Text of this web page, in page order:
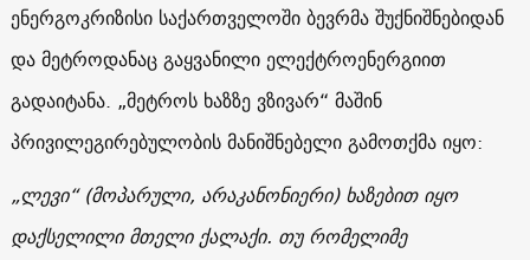
ენერგოკრიზისი საქართველოში ბევრმა შუქნიშნებიდან
და მეტროდანაც გაყვანილი ელექტროენერგიით
გადაიტანა. „მეტროს ხაზზე ვზივარ“ მაშინ
პრივილეგირებულობის მანიშნებელი გამოთქმა იყო:
„ლევი“ (მოპარული, არაკანონიერი) ხაზებით იყო
დაქსელილი მთელი ქალაქი. თუ რომელიმე